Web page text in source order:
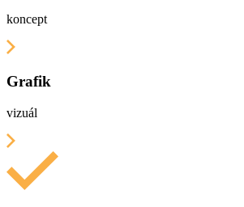
koncept
Grafik
vizuál